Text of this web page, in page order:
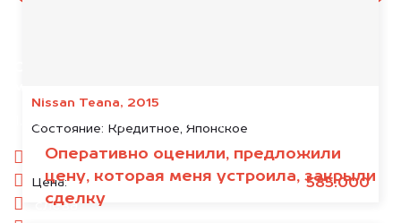
Nissan Teana, 2015
Состояние: Кредитное, Японское
Цена: 585.000
Оперативно оценили, предложили
цену, которая меня устроила, закрыли
сделку
1. Сфотографируйте машину:
спереди
сзади
слева